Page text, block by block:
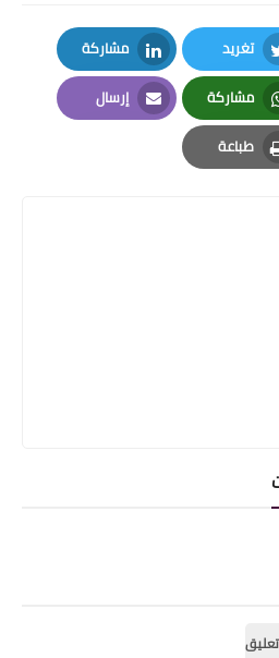
تغريد
Twitter
مشاركة
LinkedIn
مشاركة
Whatsapp
إرسال
Email
طباعة
Print